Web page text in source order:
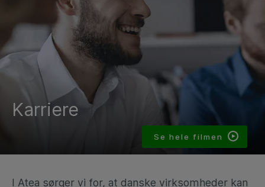
Karriere
Se hele filmen
I Atea sørger vi for, at danske virksomheder kan